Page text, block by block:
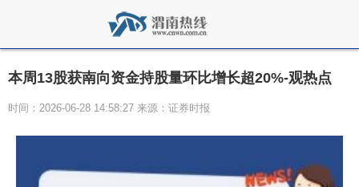
本周13股获南向资金持股量环比增长超20%-观热点
时间：2026-06-28 14:58:27 来源：证券时报